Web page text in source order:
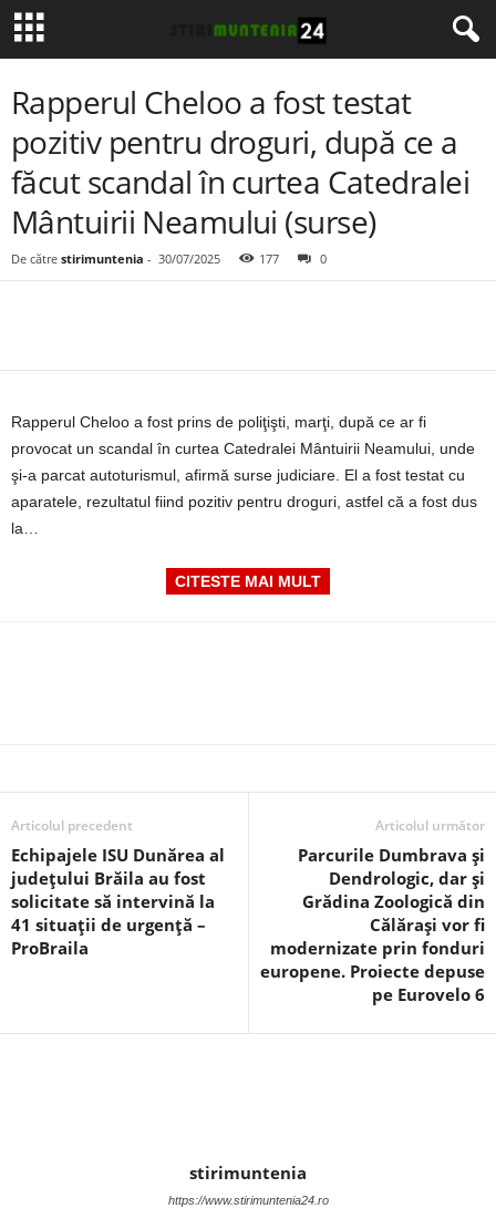
Rapperul Cheloo a fost testat
pozitiv pentru droguri, după ce a
făcut scandal în curtea Catedralei
Mântuirii Neamului (surse)
De către stirimuntenia - 30/07/2025 177 0
Rapperul Cheloo a fost prins de poliţişti, marţi, după ce ar fi
provocat un scandal în curtea Catedralei Mântuirii Neamului, unde
şi-a parcat autoturismul, afirmă surse judiciare. El a fost testat cu
aparatele, rezultatul fiind pozitiv pentru droguri, astfel că a fost dus
la…
CITESTE MAI MULT
Articolul precedent
Echipajele ISU Dunărea al
judeţului Brăila au fost
solicitate să intervină la
41 situații de urgență –
ProBraila
Articolul următor
Parcurile Dumbrava și
Dendrologic, dar și
Grădina Zoologică din
Călărași vor fi
modernizate prin fonduri
europene. Proiecte depuse
pe Eurovelo 6
stirimuntenia
https://www.stirimuntenia24.ro